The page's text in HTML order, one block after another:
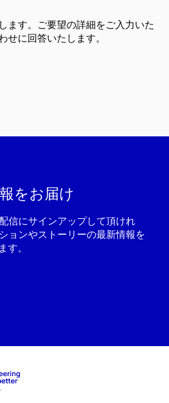
をお届け
信にサインアップして頂けれ
ョンやストーリーの最新情報を
す。
ます。ご要望の詳細をご入力いた
せに回答いたします。